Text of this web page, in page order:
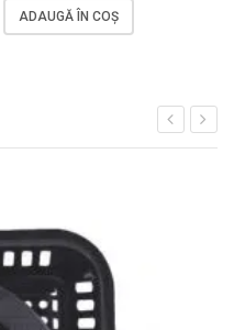
ADAUGĂ ÎN COȘ